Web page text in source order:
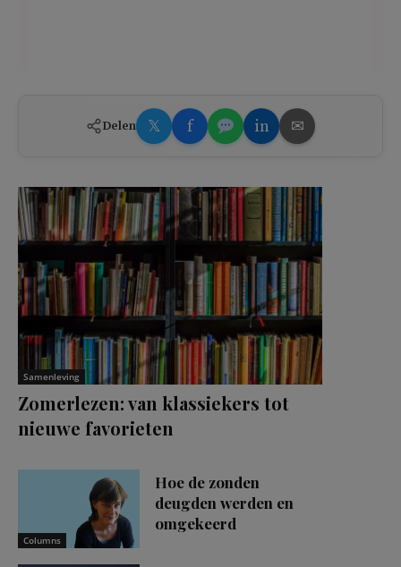
Delen 𝕏 f in ✉
Samenleving
Zomerlezen: van klassiekers tot
nieuwe favorieten
Columns
Hoe de zonden
deugden werden en
omgekeerd